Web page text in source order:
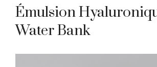
Émulsion
Water Bank